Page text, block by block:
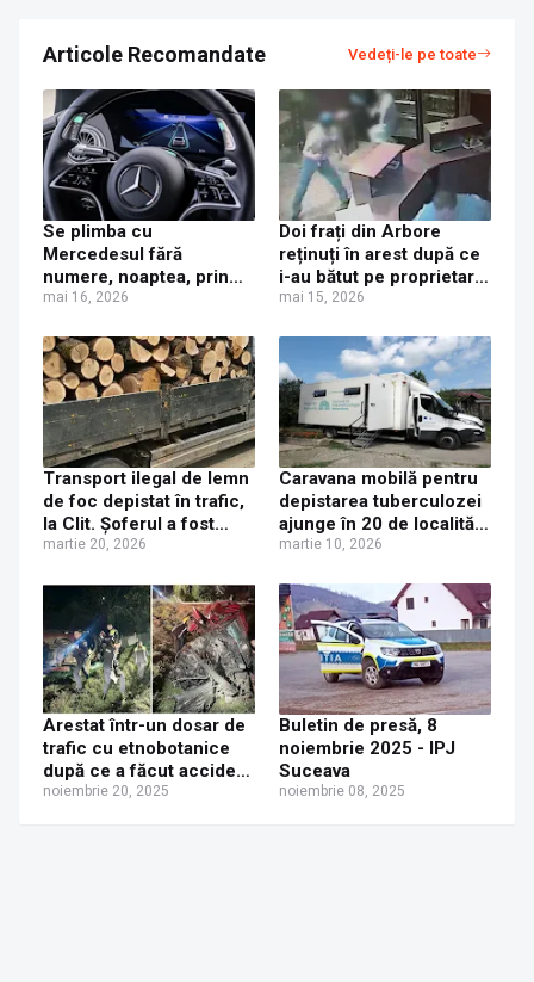
Articole Recomandate Vedeți-le pe toate
Se plimba cu
Mercedesul fără
numere, noaptea, prin
Arbore, dar a fost văzut
dosar penal
mai 16, 2026
Doi frați din Arbore
reținuți în arest după ce
i-au bătut pe proprietarii
unui magazin din
mai 15, 2026
Transport ilegal de lemn
de foc depistat în trafic,
la Clit. Șoferul a fost
amendat și a fost lăsat
de înmatriculare
martie 20, 2026
Caravana mobilă pentru
depistarea tuberculozei
ajunge în 20 de localități
din Suceava, începând
martie 10, 2026
Arestat într-un dosar de
trafic cu etnobotanice
după ce a făcut accident
beat și fără permis, în
noiembrie 20, 2025
Buletin de presă, 8
noiembrie 2025 - IPJ
Suceava
noiembrie 08, 2025